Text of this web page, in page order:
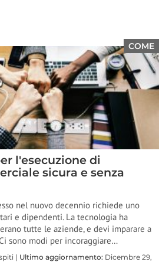
COME
l'esecuzione di
sicura e senza
nel nuovo decennio richiede uno
e dipendenti. La tecnologia ha
tutte le aziende, e devi imparare a
sono modi per incoraggiare…
| Ultimo aggiornamento: Dicembre 29,